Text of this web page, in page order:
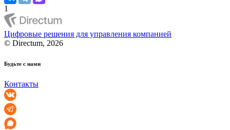
1
Цифровые решения для управления компанией
© Directum, 2026
Будьте с нами
Контакты